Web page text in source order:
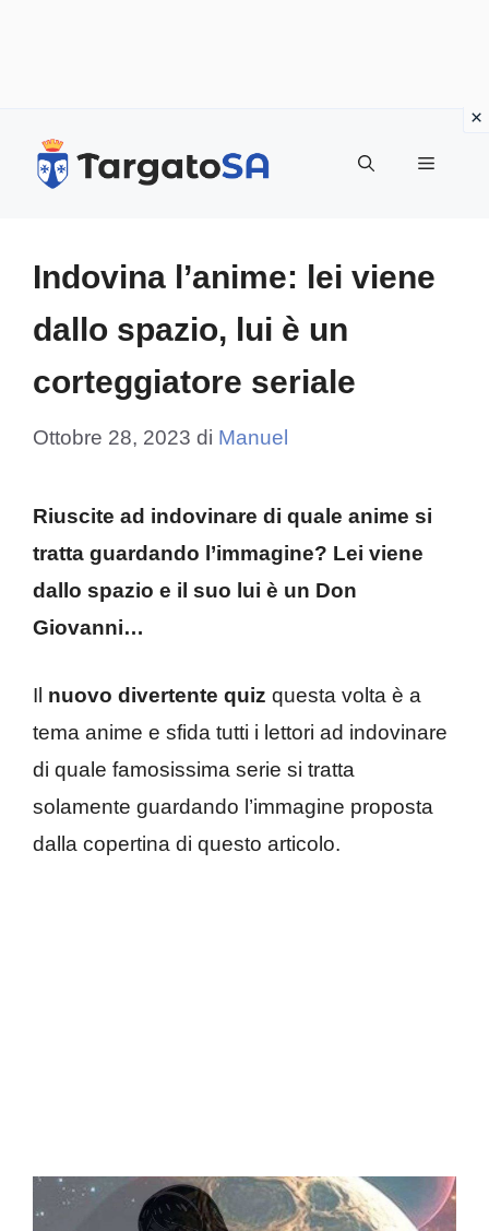
Menu
Indovina l’anime: lei viene
dallo spazio, lui è un
corteggiatore seriale
Ottobre 28, 2023 di Manuel
Riuscite ad indovinare di quale anime si
tratta guardando l’immagine? Lei viene
dallo spazio e il suo lui è un Don
Giovanni…
Il nuovo divertente quiz questa volta è a
tema anime e sfida tutti i lettori ad indovinare
di quale famosissima serie si tratta
solamente guardando l’immagine proposta
dalla copertina di questo articolo.